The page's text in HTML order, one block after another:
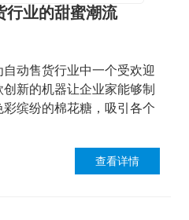
行业的甜蜜潮流
动售货行业中一个受欢迎
新的机器让企业家能够制
缤纷的棉花糖，吸引各个
查看详情